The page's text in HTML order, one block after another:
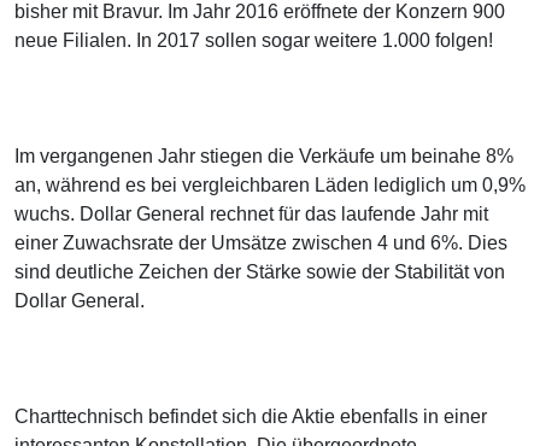
bisher mit Bravur. Im Jahr 2016 eröffnete der Konzern 900
neue Filialen. In 2017 sollen sogar weitere 1.000 folgen!
Im vergangenen Jahr stiegen die Verkäufe um beinahe 8%
an, während es bei vergleichbaren Läden lediglich um 0,9%
wuchs. Dollar General rechnet für das laufende Jahr mit
einer Zuwachsrate der Umsätze zwischen 4 und 6%. Dies
sind deutliche Zeichen der Stärke sowie der Stabilität von
Dollar General.
Charttechnisch befindet sich die Aktie ebenfalls in einer